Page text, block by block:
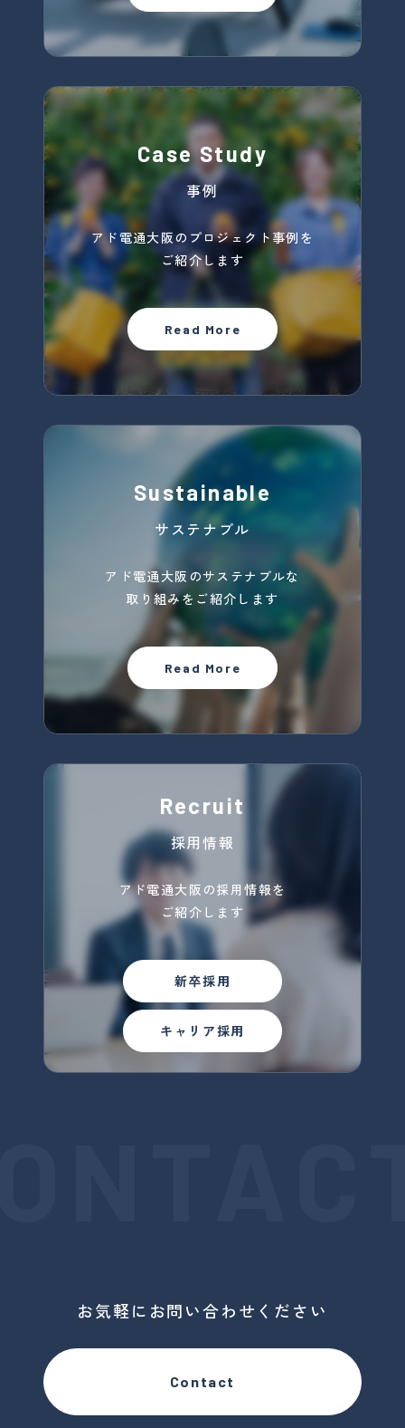
Case Study
事例
アド電通大阪のプロジェクト事例を
ご紹介します
Read More
Sustainable
サステナブル
アド電通大阪のサステナブルな
取り組みを ご紹介します
Read More
Recruit
採用情報
アド電通大阪の採用情報を
ご紹介します
新卒採用
キャリア採用
お気軽にお問い合わせください
Contact